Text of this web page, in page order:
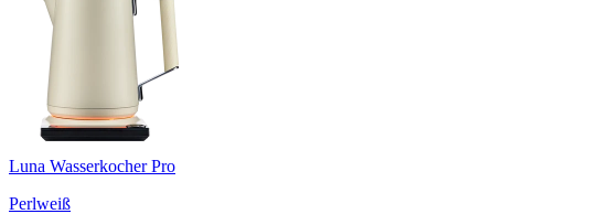
Luna Wasserkocher Pro
Perlweiß